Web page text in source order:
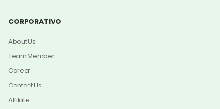
CORPORATIVO
About Us
Team Member
Career
Contact Us
Affilate